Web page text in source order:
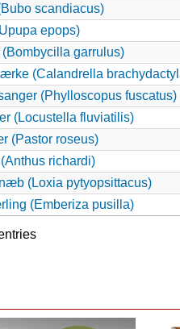
scandiacus)
epops)
garrulus)
(Calandrella
(Phylloscopus fuscatus)
(Locustella fluviatilis)
(Pastor roseus)
richardi)
(Loxia pytyopsittacus)
(Emberiza pusilla)